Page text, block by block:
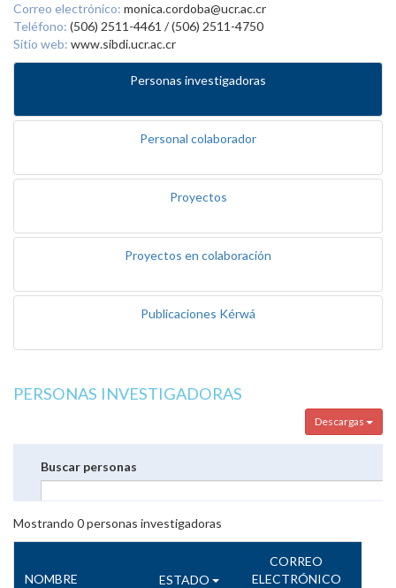
Correo electrónico: monica.cordoba@ucr.ac.cr
Teléfono: (506) 2511-4461 / (506) 2511-4750
Sitio web: www.sibdi.ucr.ac.cr
Personas investigadoras
Personal colaborador
Proyectos
Proyectos en colaboración
Publicaciones Kérwá
PERSONAS INVESTIGADORAS
Descargas
Buscar personas
Mostrando 0personas investigadoras
NOMBRE ESTADO
CORREO
ELECTRÓNICO